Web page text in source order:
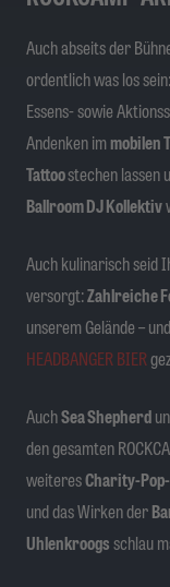
Auch abseits der
ordentlich was los
Essens- sowie
Andenken immobilen
Tattoostechen lassen
Ballroom DJ Kollektiv
Auch kulinarisch seid
versorgt:Zahlreiche
unserem Gelände –
HEADBANGER BIER
AuchSea Shepherd
den gesamten
weiteresCharity-
und das Wirken der
Uhlenkroogsschlau